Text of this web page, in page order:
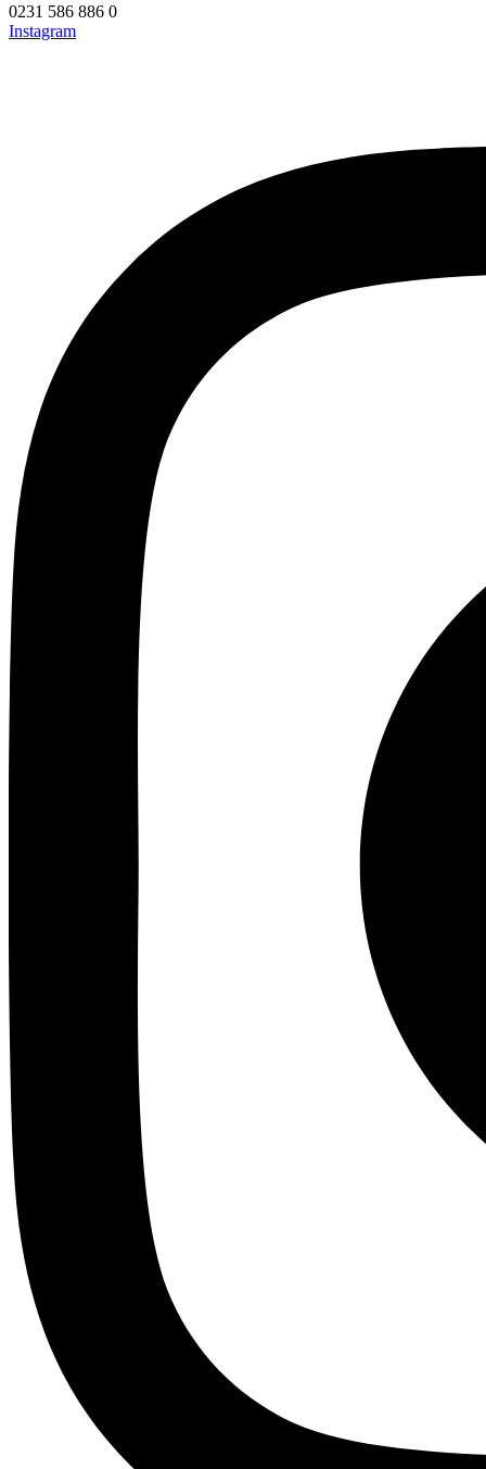
0231 586 886 0
Instagram